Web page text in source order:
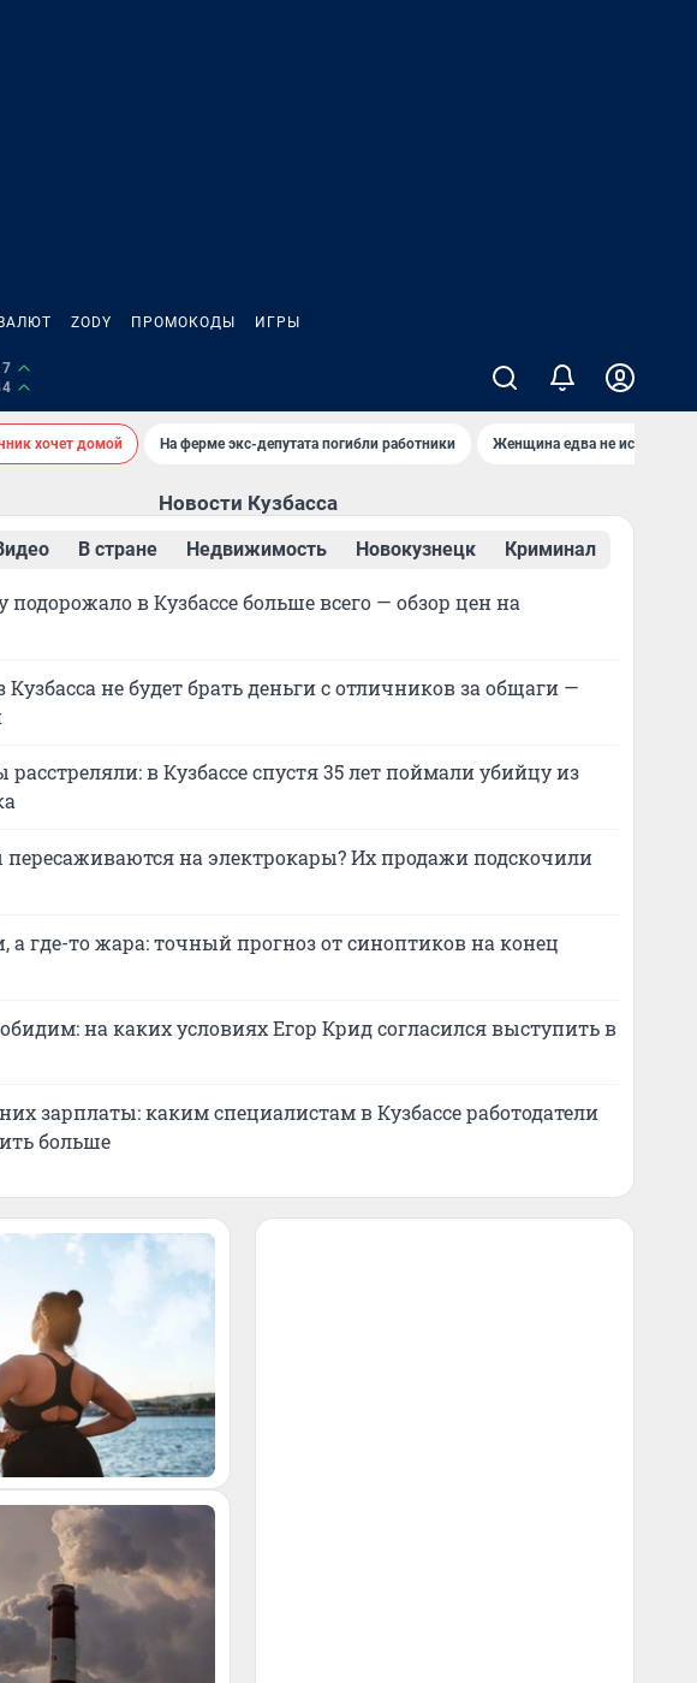
ZODY ПРОМОКОДЫ ИГРЫ
хочет домой На ферме экс-депутата погибли работники Женщина едва не истекла
Новости Кузбасса
В стране Недвижимость Новокузнецк Криминал
подорожало в Кузбассе больше всего — обзор цен на
не будет брать деньги с отличников за общаги —
расстреляли: в Кузбассе спустя 35 лет поймали убийцу из
пересаживаются на электрокары? Их продажи подскочили
а где-то жара: точный прогноз от синоптиков на конец
на каких условиях Егор Крид согласился выступить в
зарплаты: каким специалистам в Кузбассе работодатели
больше